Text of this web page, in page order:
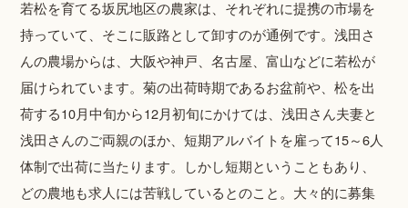
若松を育てる坂尻地区の農家は、それぞれに提携の市場を
持っていて、そこに販路として卸すのが通例です。浅田さ
んの農場からは、大阪や神戸、名古屋、富山などに若松が
届けられています。菊の出荷時期であるお盆前や、松を出
荷する10月中旬から12月初旬にかけては、浅田さん夫妻と
浅田さんのご両親のほか、短期アルバイトを雇って15～6人
体制で出荷に当たります。しかし短期ということもあり、
どの農地も求人には苦戦しているとのこと。大々的に募集